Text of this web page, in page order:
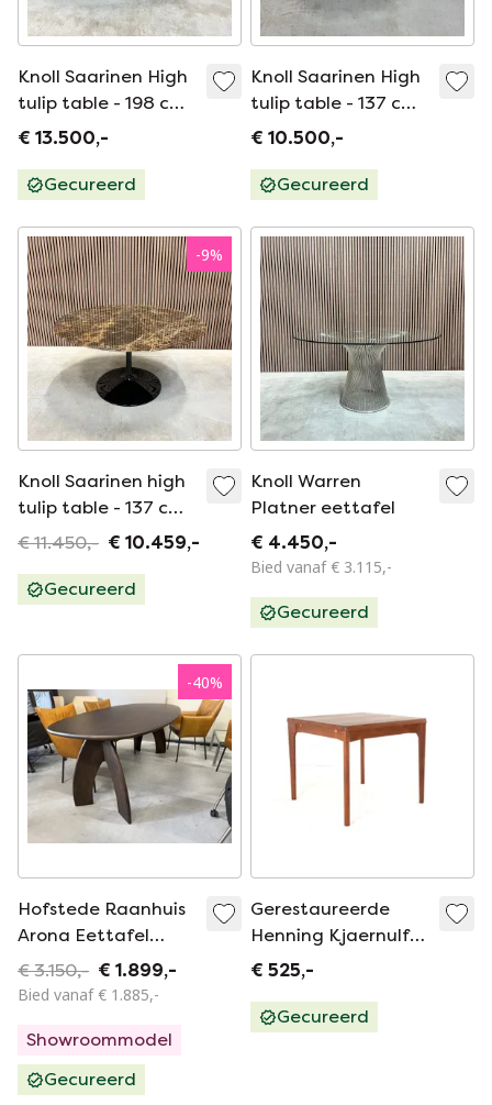
Knoll Saarinen High
tulip table - 198 cm -
brown emperador
€ 13.500,-
Gecureerd
Knoll Saarinen High
tulip table - 137 cm -
arebescato
€ 10.500,-
Gecureerd
-9%
Knoll Saarinen high
tulip table - 137 cm -
brown emperador
€ 11.450,- € 10.459,-
Gecureerd
Knoll Warren
Platner eettafel
€ 4.450,-
Bied vanaf € 3.115,-
Gecureerd
-40%
Hofstede Raanhuis
Arona Eettafel
Deens Ovaal
190x100
€ 3.150,- € 1.899,-
Bied vanaf € 1.885,-
Showroommodel
Gecureerd
Gerestaureerde
Henning Kjaernulf
Voor Vejle
Eettafel Vierkant
€ 525,-
Gecureerd